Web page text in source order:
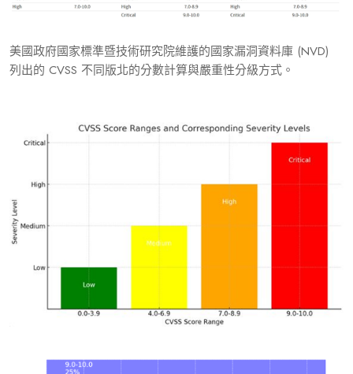
美國政府國家標準暨技術研究院維護的國家漏洞資料庫 (NVD)
列出的 CVSS 不同版北的分數計算與嚴重性分級方式。